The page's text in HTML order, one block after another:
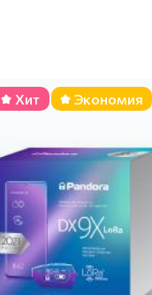
Хит Экономия